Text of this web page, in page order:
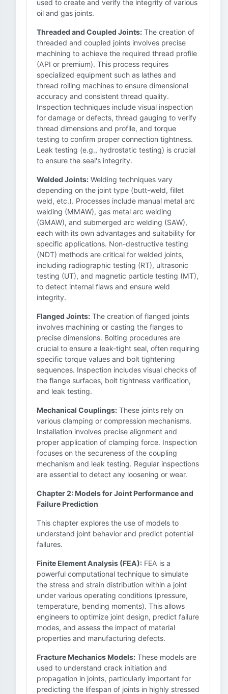
used to create and verify the integrity of various
oil and gas joints.
Threaded and Coupled Joints: The creation of
threaded and coupled joints involves precise
machining to achieve the required thread profile
(API or premium). This process requires
specialized equipment such as lathes and
thread rolling machines to ensure dimensional
accuracy and consistent thread quality.
Inspection techniques include visual inspection
for damage or defects, thread gauging to verify
thread dimensions and profile, and torque
testing to confirm proper connection tightness.
Leak testing (e.g., hydrostatic testing) is crucial
to ensure the seal's integrity.
Welded Joints: Welding techniques vary
depending on the joint type (butt-weld, fillet
weld, etc.). Processes include manual metal arc
welding (MMAW), gas metal arc welding
(GMAW), and submerged arc welding (SAW),
each with its own advantages and suitability for
specific applications. Non-destructive testing
(NDT) methods are critical for welded joints,
including radiographic testing (RT), ultrasonic
testing (UT), and magnetic particle testing (MT),
to detect internal flaws and ensure weld
integrity.
Flanged Joints: The creation of flanged joints
involves machining or casting the flanges to
precise dimensions. Bolting procedures are
crucial to ensure a leak-tight seal, often requiring
specific torque values and bolt tightening
sequences. Inspection includes visual checks of
the flange surfaces, bolt tightness verification,
and leak testing.
Mechanical Couplings: These joints rely on
various clamping or compression mechanisms.
Installation involves precise alignment and
proper application of clamping force. Inspection
focuses on the secureness of the coupling
mechanism and leak testing. Regular inspections
are essential to detect any loosening or wear.
Chapter 2: Models for Joint Performance and
Failure Prediction
This chapter explores the use of models to
understand joint behavior and predict potential
failures.
Finite Element Analysis (FEA): FEA is a
powerful computational technique to simulate
the stress and strain distribution within a joint
under various operating conditions (pressure,
temperature, bending moments). This allows
engineers to optimize joint design, predict failure
modes, and assess the impact of material
properties and manufacturing defects.
Fracture Mechanics Models: These models are
used to understand crack initiation and
propagation in joints, particularly important for
predicting the lifespan of joints in highly stressed